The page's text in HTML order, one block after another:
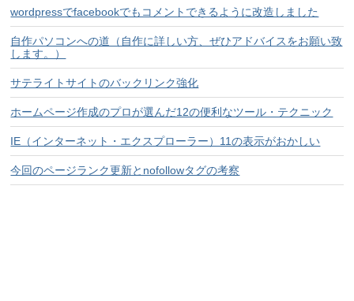
wordpressでfacebookでもコメントできるように改造しました
自作パソコンへの道（自作に詳しい方、ぜひアドバイスをお願い致
します。）
サテライトサイトのバックリンク強化
ホームページ作成のプロが選んだ12の便利なツール・テクニック
IE（インターネット・エクスプローラー）11の表示がおかしい
今回のページランク更新とnofollowタグの考察